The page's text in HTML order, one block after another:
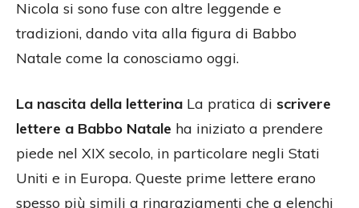
Nicola si sono fuse con altre leggende e
tradizioni, dando vita alla figura di Babbo
Natale come la conosciamo oggi.
La nascita della letterina La pratica di scrivere
lettere a Babbo Natale ha iniziato a prendere
piede nel XIX secolo, in particolare negli Stati
Uniti e in Europa. Queste prime lettere erano
spesso più simili a ringraziamenti che a elenchi